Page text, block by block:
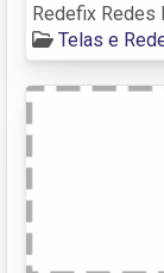
Redefix Redes
Telas e